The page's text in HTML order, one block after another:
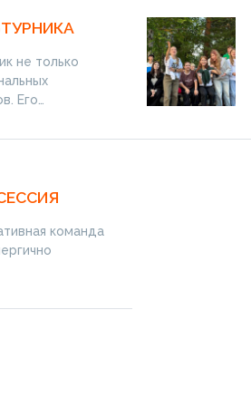
не только
Его…
команда